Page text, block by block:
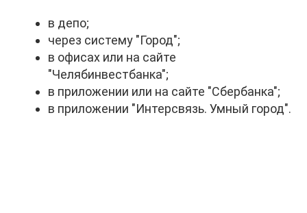
в депо;
через систему "Город";
в офисах или на сайте
"Челябинвестбанка";
в приложении или на сайте "Сбербанка";
в приложении "Интерсвязь. Умный город".